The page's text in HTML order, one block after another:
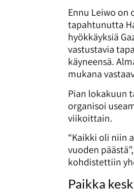
Ennu Leiwo on
tapahtunutta
hyökkäyksiä
vastustavia
käyneensä.
mukana
Pian lokakuun
organisoi
viikoittain.
“Kaikki oli niin
vuoden
kohdistettiin
Paikka